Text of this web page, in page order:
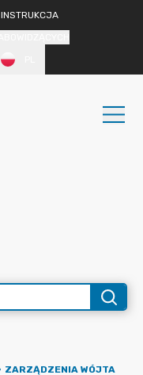
INSTRUKCJA
ZARZĄDZENIA WÓJTA